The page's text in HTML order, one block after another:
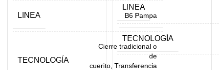
LINEA B6 Pampa
TECNOLOGÍA
Cierre tradicional o
de
cuerito, Transferencia
LINEA
TECNOLOGÍA